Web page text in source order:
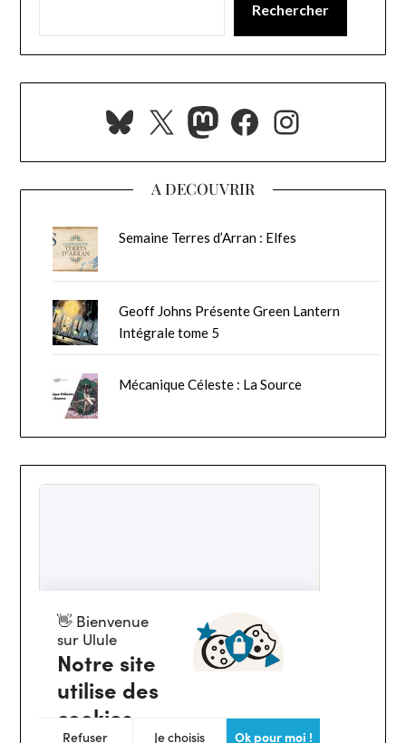
Rechercher
Bluesky
X Mastodon
Facebook
A DECOUVRIR
Semaine Terres d’Arran : Elfes
Geoff Johns Présente Green Lantern
Intégrale tome 5
Mécanique Céleste : La Source